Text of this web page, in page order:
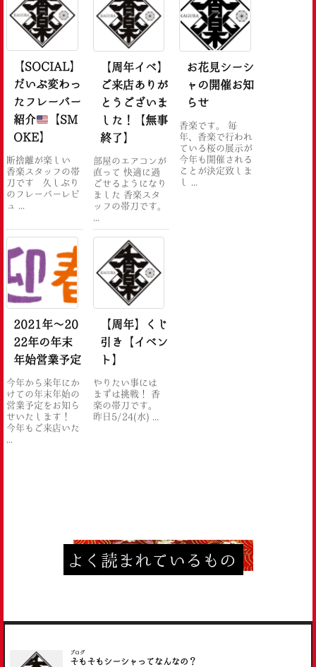
【SOCIAL】
だいぶ変わっ
たフレーバー
紹介
【SM
OKE】
断捨離が楽しい
香楽スタッフの帯
刀です 久しぶり
のフレーバーレビ
ュ ...
【周年イベ】
ご来店ありが
とうございま
した！【無事
終了】
部屋のエアコンが
直って 快適に過
ごせるようになり
ました 香楽スタ
ッフの帯刀です。
お花見シーシ
ャの開催お知
らせ
香楽です。 毎
年、香楽で行われ
ている桜の展示が
今年も開催される
ことが決定致しま
し ...
2021年〜20
22年の年末
年始営業予定
今年から来年にか
けての年末年始の
営業予定をお知ら
せいたします！
今年もご来店いた
【周年】くじ
引き【イベン
ト】
やりたい事には
まずは挑戦！ 香
楽の帯刀です。
昨日5/24(水) ...